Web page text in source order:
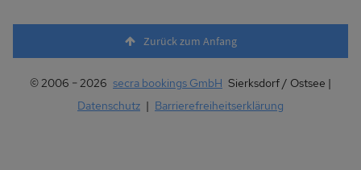
Zurück zum Anfang
© 2006 − 2026 secra bookings GmbH Sierksdorf / Ostsee |
Datenschutz | Barrierefreiheitserklärung